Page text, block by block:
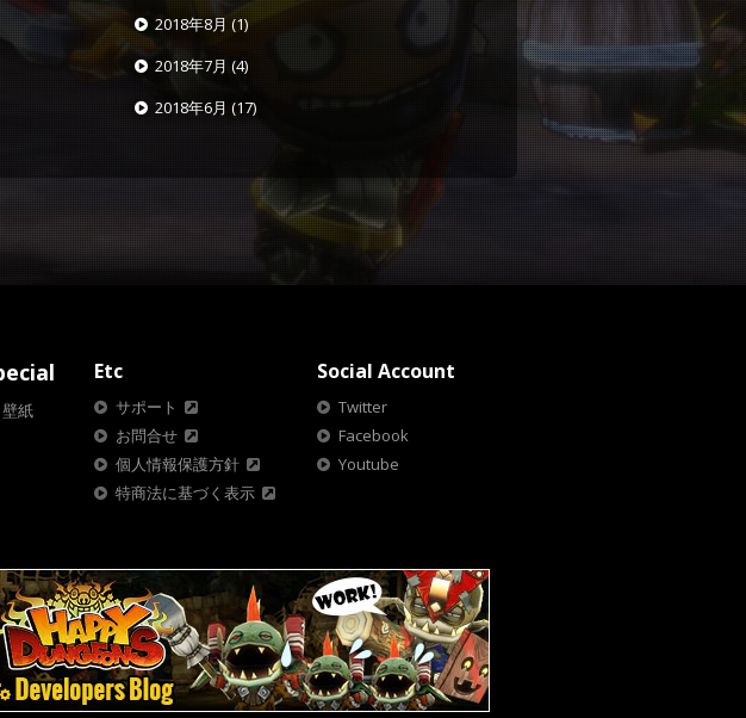
2018年8月 (1)
2018年7月 (4)
2018年6月 (17)
壁紙
Etc
サポート
お問合せ
個人情報保護方針
特商法に基づく表示
Social Account
Twitter
Facebook
Youtube